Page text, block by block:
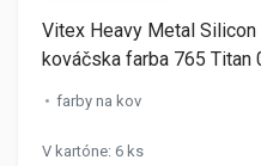
Vitex Heavy Metal
kováčska farba 765 Titan
farby na kov
V kartóne: 6 ks